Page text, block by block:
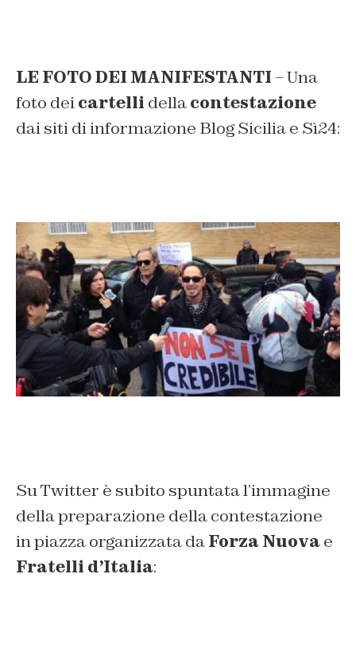
LE FOTO DEI MANIFESTANTI– Una
foto deicartelli dellacontestazione
dai siti di informazione Blog Sicilia e Sì24:
Su Twitter è subito spuntata l’immagine
della preparazione della contestazione
in piazza organizzata daForza Nuova e
Fratelli d’Italia: